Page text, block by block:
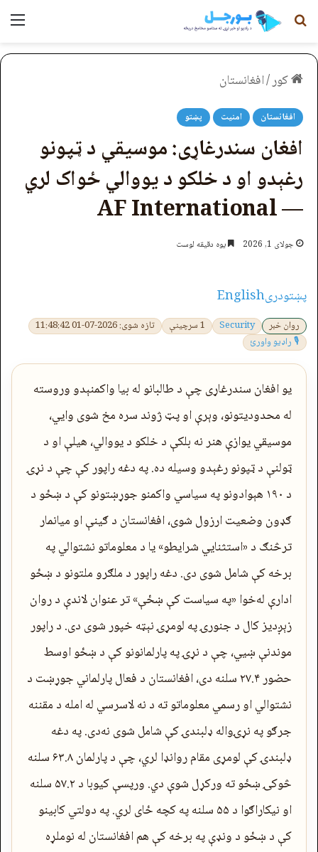
لټون
کور/افغانستان
افغانستان امنیت پښتو
افغان سندرغاړی: موسیقي د ټپونو
رغېدو او د خلکو د یووالي ځواک لري
— AF International
جولای 1, 2026 یوه دقیقه لوست
پښتودریEnglish
روان خبر Security 1 سرچینې
تازه شوی: 2026-07-01 11:48:42
🎙 راډیو واورئ
یو افغان سندرغاړی چې د طالبانو له بیا واکمنېدو وروسته
له محدودیتونو، وېرې او پټ ژوند سره مخ شوی وایي،
موسیقي یوازې هنر نه بلکې د خلکو د یووالي، هیلې او د
ټولنې د ټپونو رغېدو وسیله ده. په دغه راپور کې چې د نړۍ
د ۱۹۰ هېوادونو په سیاسي واکمنو جوړښتونو کې د ښځو د
ګډون وضعیت ارزول شوی، افغانستان د ګینې او میانمار
ترڅنګ د «استثنايي شرایطو» یا د معلوماتو نشتوالي په
برخه کې شامل شوی دی. دغه راپور د ملګرو ملتونو د ښځو
ادارې له‌خوا «په سیاست کې ښځې» تر عنوان لاندې د روان
زېږدیز کال د جنورۍ په لومړۍ نېټه خپور شوی دی. د راپور
موندنې ښيي، چې د نړۍ په پارلمانونو کې د ښځو اوسط
حضور ۲۷.۴ سلنه دی، افغانستان د فعال پارلماني جوړښت د
نشتوالي او رسمي معلوماتو ته د نه لاسرسي له امله د مقننه
جرګو په نړۍواله ډلبندۍ کې شامل شوی نه‌دی. په دغه
ډلبندۍ کې لومړی مقام روانډا لري، چې د پارلمان ۶۳.۸ سلنه
څوکۍ ښځو ته ورکړل شوې دي. ورپسې کیوبا د ۵۷.۲ سلنه
او نیکاراګوا د ۵۵ سلنه په کچه ځای لري. په دولتي کابینو
کې د ښځو د ونډې په برخه کې هم افغانستان له نوملړه